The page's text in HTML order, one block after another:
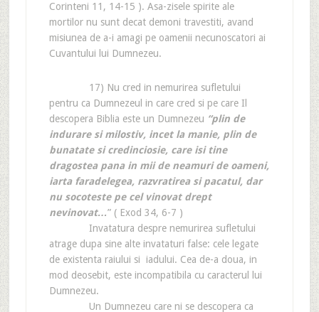
Corinteni 11, 14-15 ). Asa-zisele spirite ale
mortilor nu sunt decat demoni travestiti, avand
misiunea de a-i amagi pe oamenii necunoscatori ai
Cuvantului lui Dumnezeu.
17) Nu cred in nemurirea sufletului
pentru ca Dumnezeul in care cred si pe care Il
descopera Biblia este un Dumnezeu “plin de
indurare si milostiv, incet la manie, plin de
bunatate si credinciosie, care isi tine
dragostea pana in mii de neamuri de oameni,
iarta faradelegea, razvratirea si pacatul, dar
nu socoteste pe cel vinovat drept
nevinovat…” ( Exod 34, 6-7 )
Invatatura despre nemurirea sufletului
atrage dupa sine alte invataturi false: cele legate
de existenta raiului si iadului. Cea de-a doua, in
mod deosebit, este incompatibila cu caracterul lui
Dumnezeu.
Un Dumnezeu care ni se descopera ca